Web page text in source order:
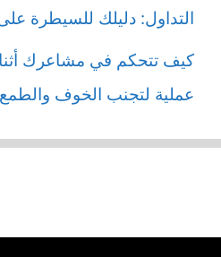
التداول: دليلك للسيطرة
كيف تتحكم في مشاعرك
عملية لتجنب الخوف والطمع